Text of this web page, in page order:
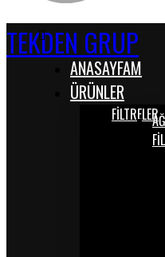
TEKDEN GRUP
ANASAYFAM
ÜRÜNLER
FİLTRELER